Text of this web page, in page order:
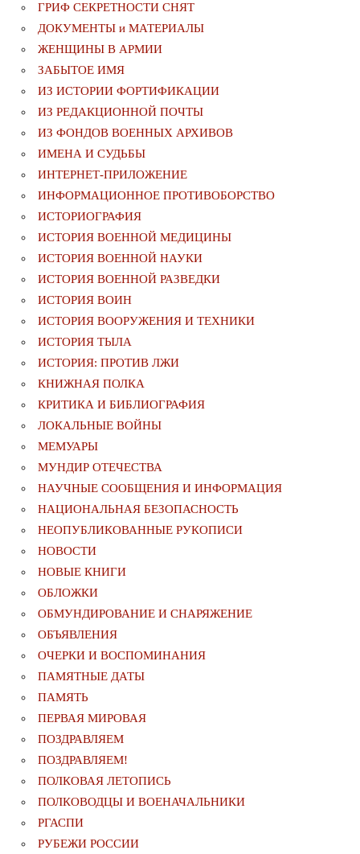
ГРИФ СЕКРЕТНОСТИ СНЯТ
ДОКУМЕНТЫ и МАТЕРИАЛЫ
ЖЕНЩИНЫ В АРМИИ
ЗАБЫТОЕ ИМЯ
ИЗ ИСТОРИИ ФОРТИФИКАЦИИ
ИЗ РЕДАКЦИОННОЙ ПОЧТЫ
ИЗ ФОНДОВ ВОЕННЫХ АРХИВОВ
ИМЕНА И СУДЬБЫ
ИНТЕРНЕТ-ПРИЛОЖЕНИЕ
ИНФОРМАЦИОННОЕ ПРОТИВОБОРСТВО
ИСТОРИОГРАФИЯ
ИСТОРИЯ ВОЕННОЙ МЕДИЦИНЫ
ИСТОРИЯ ВОЕННОЙ НАУКИ
ИСТОРИЯ ВОЕННОЙ РАЗВЕДКИ
ИСТОРИЯ ВОИН
ИСТОРИЯ ВООРУЖЕНИЯ И ТЕХНИКИ
ИСТОРИЯ ТЫЛА
ИСТОРИЯ: ПРОТИВ ЛЖИ
КНИЖНАЯ ПОЛКА
КРИТИКА И БИБЛИОГРАФИЯ
ЛОКАЛЬНЫЕ ВОЙНЫ
МЕМУАРЫ
МУНДИР ОТЕЧЕСТВА
НАУЧНЫЕ СООБЩЕНИЯ И ИНФОРМАЦИЯ
НАЦИОНАЛЬНАЯ БЕЗОПАСНОСТЬ
НЕОПУБЛИКОВАННЫЕ РУКОПИСИ
НОВОСТИ
НОВЫЕ КНИГИ
ОБЛОЖКИ
ОБМУНДИРОВАНИЕ И СНАРЯЖЕНИЕ
ОБЪЯВЛЕНИЯ
ОЧЕРКИ И ВОСПОМИНАНИЯ
ПАМЯТНЫЕ ДАТЫ
ПАМЯТЬ
ПЕРВАЯ МИРОВАЯ
ПОЗДРАВЛЯЕМ
ПОЗДРАВЛЯЕМ!
ПОЛКОВАЯ ЛЕТОПИСЬ
ПОЛКОВОДЦЫ И ВОЕНАЧАЛЬНИКИ
РГАСПИ
РУБЕЖИ РОССИИ